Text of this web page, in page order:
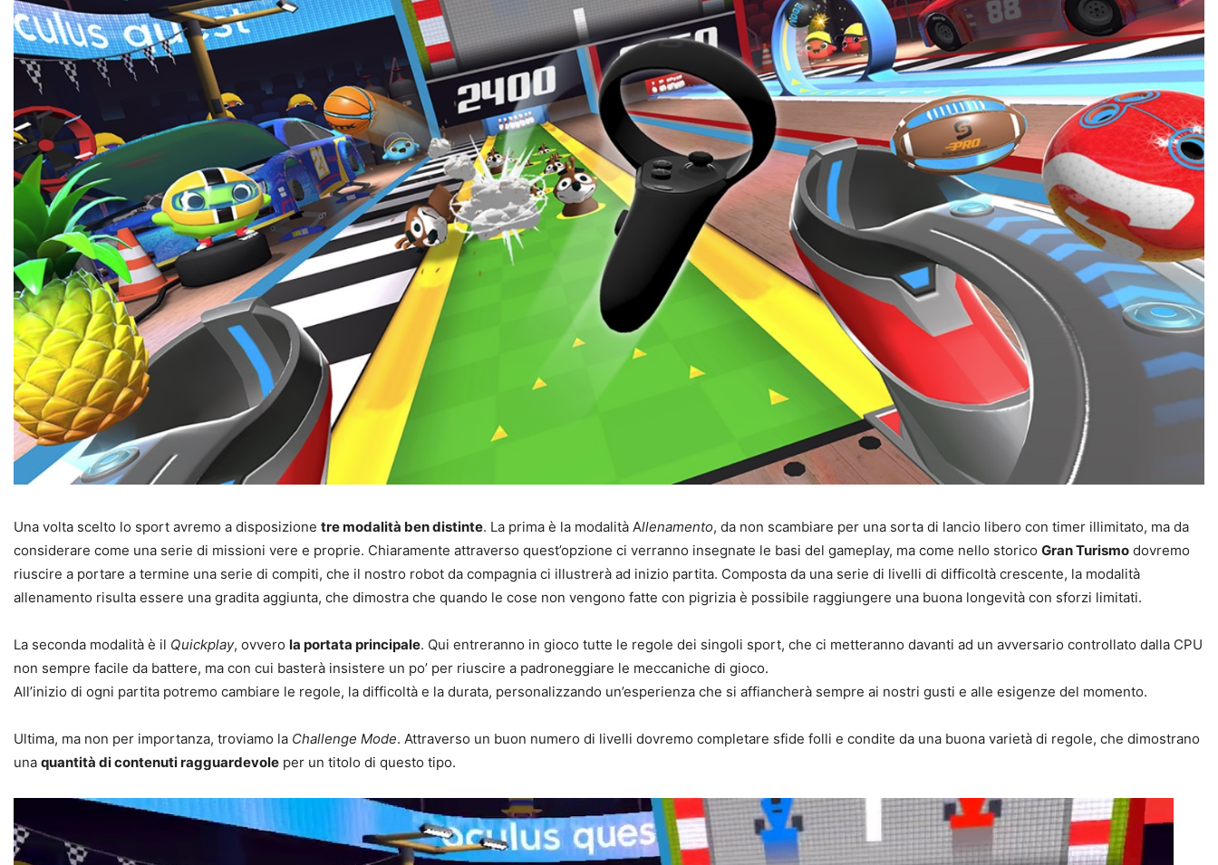
Una volta scelto lo sport avremo a disposizione tre modalità ben distinte. La prima è la modalità Allenamento, da non scambiare per una sorta di lancio libero con timer illimitato, ma da
considerare come una serie di missioni vere e proprie. Chiaramente attraverso quest’opzione ci verranno insegnate le basi del gameplay, ma come nello storico Gran Turismo dovremo
riuscire a portare a termine una serie di compiti, che il nostro robot da compagnia ci illustrerà ad inizio partita. Composta da una serie di livelli di difficoltà crescente, la modalità
allenamento risulta essere una gradita aggiunta, che dimostra che quando le cose non vengono fatte con pigrizia è possibile raggiungere una buona longevità con sforzi limitati.
La seconda modalità è il Quickplay, ovvero la portata principale. Qui entreranno in gioco tutte le regole dei singoli sport, che ci metteranno davanti ad un avversario controllato dalla CPU
non sempre facile da battere, ma con cui basterà insistere un po’ per riuscire a padroneggiare le meccaniche di gioco.
All’inizio di ogni partita potremo cambiare le regole, la difficoltà e la durata, personalizzando un’esperienza che si affiancherà sempre ai nostri gusti e alle esigenze del momento.
Ultima, ma non per importanza, troviamo la Challenge Mode. Attraverso un buon numero di livelli dovremo completare sfide folli e condite da una buona varietà di regole, che dimostrano
una quantità di contenuti ragguardevole per un titolo di questo tipo.